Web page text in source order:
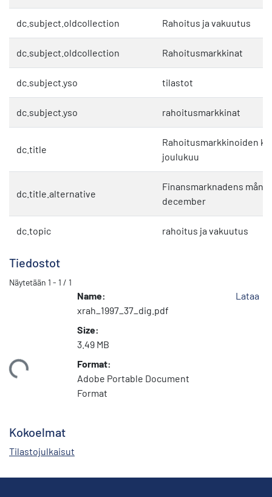
dc.subject.oldcollection Rahoitus ja vakuutus
dc.subject.oldcollection Rahoitusmarkkinat
dc.subject.yso tilastot
dc.subject.yso rahoitusmarkkinat
dc.title
Rahoitusmarkkinoiden
joulukuu
dc.title.alternative
Finansmarknadens
december
dc.topic rahoitus ja vakuutus
Tiedostot
Näytetään 1 - 1 / 1
Name:
xrah_1997_37_dig.pdf
Size:
3.49 MB
Format:
Adobe Portable Document
Format
Lataa
Kokoelmat
Tilastojulkaisut